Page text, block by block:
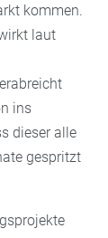
kommen.
laut
ins
dieser alle
gespritzt